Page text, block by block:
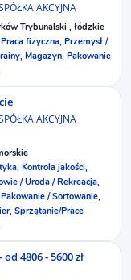
AKCYJNA
Trybunalski , łódzkie
Praca fizyczna, Przemysł /
Magazyn, Pakowanie
AKCYJNA
Kontrola jakości,
/ Uroda / Rekreacja,
Pakowanie / Sortowanie,
Sprzątanie/Prace
4806 - 5600 zł